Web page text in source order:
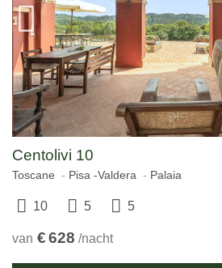
Centolivi 10
Toscane Pisa -Valdera Palaia
10 5 5
van €628 /nacht